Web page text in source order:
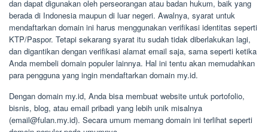
dan dapat digunakan oleh perseorangan atau badan hukum, baik yang
berada di Indonesia maupun di luar negeri. Awalnya, syarat untuk
mendaftarkan domain ini harus menggunakan verifikasi identitas seperti
KTP/Paspor. Tetapi sekarang syarat itu sudah tidak diberlakukan lagi,
dan digantikan dengan verifikasi alamat email saja, sama seperti ketika
Anda membeli domain populer lainnya. Hal ini tentu akan memudahkan
para pengguna yang ingin mendaftarkan domain my.id.
Dengan domain my.id, Anda bisa membuat website untuk portofolio,
bisnis, blog, atau email pribadi yang lebih unik misalnya
(email@fulan.my.id). Secara umum memang domain ini terlihat seperti